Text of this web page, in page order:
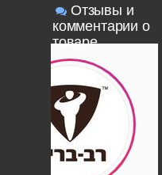
Отзывы и
комментарии о
товаре